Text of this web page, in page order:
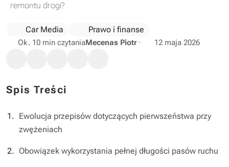
remontu drogi?
Car Media Prawo i finanse
Ok. 10 min czytaniaMecenas Piotr · 12 maja 2026
Spis Treści
Ewolucja przepisów dotyczących pierwszeństwa przy
zwężeniach
Obowiązek wykorzystania pełnej długości pasów ruchu